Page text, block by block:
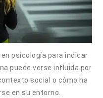
psicología para indicar
puede verse influida por
social o cómo ha
en su entorno.